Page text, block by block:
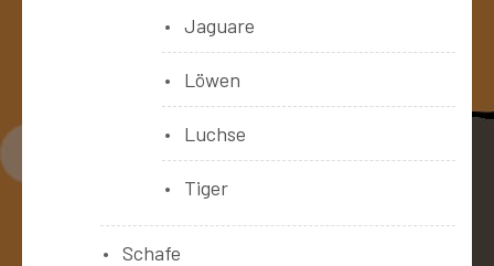
Jaguare
Löwen
Luchse
Tiger
Schafe